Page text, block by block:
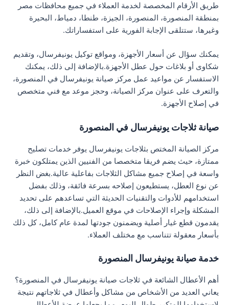
طريق الأرقام المخصصة لخدمة العملاء في جميع محافظات مصر
بمنطقة المنصورة، المنصورة، الجيزة، طنطا، دمياط، البحيرة
وغيرها، ستتلقى الإجابة الفورية على استفساراتك.
يمكنك سؤال عن أسعار الأجهزة، ومواقع توكيل يونيفرسال، وتقديم
شكاوى أو بلاغات حول عطل الأجهزة.بالإضافة إلى ذلك، يمكنك
الاستفسار عن مواعيد عمل مركز صيانة يونيفرسال في المنصورة،
والتعرف على عنوان مركز الصيانة، وحجز موعد مع فني متخصص
في إصلاح الأجهزة.
صيانة ثلاجات يونيفرسال في المنصورة
مركز الصيانة المختص بثلاجات يونيفرسال يوفر خدمات تصليح
ممتازة، حيث يضم فريقا متخصصا من الفنيين الذين يمتلكون خبرة
واسعة في إصلاح جميع مشاكل الثلاجات بفاعلية عالية.بغض النظر
عن نوع العطل، يستطيعون إصلاحه بسرعة فائقة، وذلك بفضل
استخدامهم للأدوات والتقنيات الحديثة التي تساعدهم على تحديد
المشكلة وإجراء الإصلاحات في موقع العميل.بالإضافة إلى ذلك،
يقدمون قطع غيار أصلية ويضمنون جودتها لمدة عام كامل، كل ذلك
بأسعار معقولة تتناسب مع مختلف العملاء.
خدمة صيانة يونيفرسال المنصورة
أهم الأعطال الشائعة في ثلاجات صيانة يونيفرسال في المنصورة؟
يعاني العديد من الأشخاص من مشاكل وأعطال في ثلاجاتهم نتيجة